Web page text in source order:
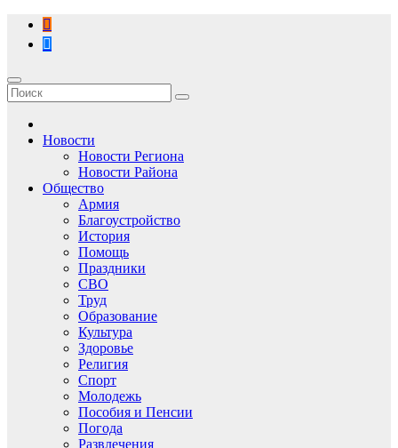
Перейти
содержимому
Новости
Новости Региона
Новости Района
Общество
Армия
Благоустройство
История
Помощь
Праздники
СВО
Труд
Образование
Культура
Здоровье
Религия
Спорт
Молодежь
Пособия и Пенсии
Погода
Развлечения